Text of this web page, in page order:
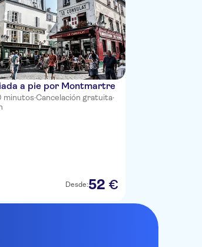
a pie por Montmartre
minutos·Cancelación gratuita·
Desde:52 €